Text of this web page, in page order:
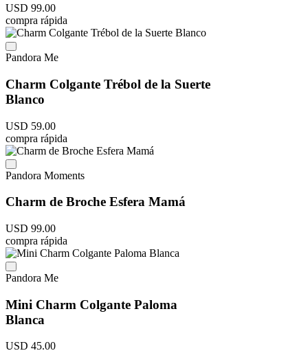
USD 99.00
compra rápida
Pandora Me
Charm Colgante Trébol de la Suerte
Blanco
USD 59.00
compra rápida
Pandora Moments
Charm de Broche Esfera Mamá
USD 99.00
compra rápida
Pandora Me
Mini Charm Colgante Paloma
Blanca
USD 45.00